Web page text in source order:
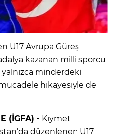
U17 Avrupa Güreş
kazanan milli sporcu
yalnızca minderdeki
mücadele hikayesiyle de
(İGFA) - Kıymet
düzenlenen U17